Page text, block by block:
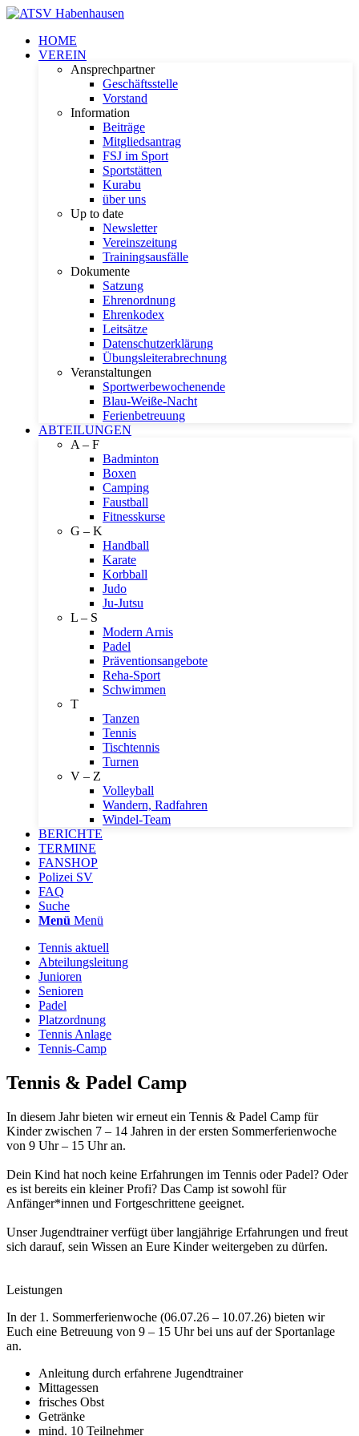
HOME
VEREIN
Ansprechpartner
Geschäftsstelle
Vorstand
Information
Beiträge
Mitgliedsantrag
FSJ im Sport
Sportstätten
Kurabu
über uns
Up to date
Newsletter
Vereinszeitung
Trainingsausfälle
Dokumente
Satzung
Ehrenordnung
Ehrenkodex
Leitsätze
Datenschutzerklärung
Übungsleiterabrechnung
Veranstaltungen
Sportwerbewochenende
Blau-Weiße-Nacht
Ferienbetreuung
ABTEILUNGEN
A – F
Badminton
Boxen
Camping
Faustball
Fitnesskurse
G – K
Handball
Karate
Korbball
Judo
Ju-Jutsu
L – S
Modern Arnis
Padel
Präventionsangebote
Reha-Sport
Schwimmen
T
Tanzen
Tennis
Tischtennis
Turnen
V – Z
Volleyball
Wandern, Radfahren
Windel-Team
BERICHTE
TERMINE
FANSHOP
Polizei SV
FAQ
Suche
Menü Menü
Tennis aktuell
Abteilungsleitung
Junioren
Senioren
Padel
Platzordnung
Tennis Anlage
Tennis-Camp
Tennis & Padel Camp
In diesem Jahr bieten wir erneut ein Tennis & Padel Camp für
Kinder zwischen 7 – 14 Jahren in der ersten Sommerferienwoche
von 9 Uhr – 15 Uhr an.
Dein Kind hat noch keine Erfahrungen im Tennis oder Padel? Oder
es ist bereits ein kleiner Profi? Das Camp ist sowohl für
Anfänger*innen und Fortgeschrittene geeignet.
Unser Jugendtrainer verfügt über langjährige Erfahrungen und freut
sich darauf, sein Wissen an Eure Kinder weitergeben zu dürfen.
Leistungen
In der 1. Sommerferienwoche (06.07.26 – 10.07.26) bieten wir
Euch eine Betreuung von 9 – 15 Uhr bei uns auf der Sportanlage
an.
Anleitung durch erfahrene Jugendtrainer
Mittagessen
frisches Obst
Getränke
mind. 10 Teilnehmer